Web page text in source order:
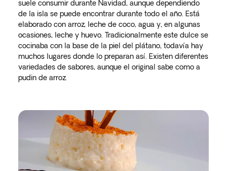
suele consumir durante Navidad, aunque dependiendo
de la isla se puede encontrar durante todo el año. Está
elaborado con arroz, leche de coco, agua y, en algunas
ocasiones, leche y huevo. Tradicionalmente este dulce se
cocinaba con la base de la piel del plátano, todavía hay
muchos lugares donde lo preparan así. Existen diferentes
variedades de sabores, aunque el original sabe como a
pudin de arroz.